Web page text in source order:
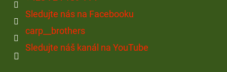
Sledujte nás na Facebooku
carp__brothers
Sledujte náš kanál na YouTube